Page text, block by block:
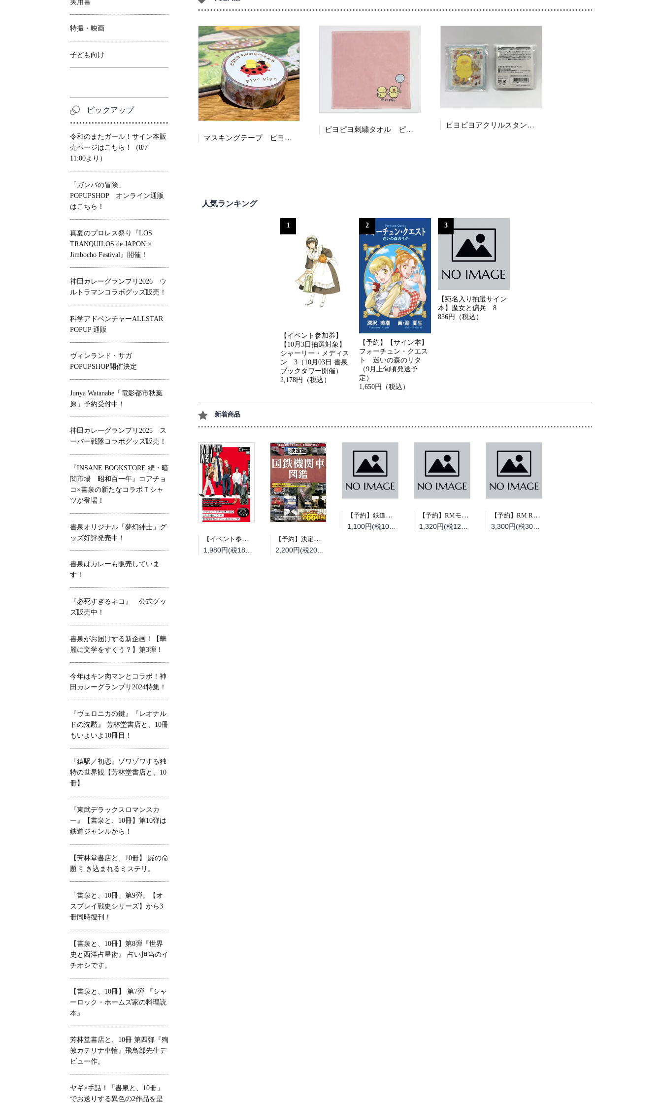
マスキングテープ ピヨピヨゆうえんち
ピヨピヨ刺繍タオル ピンク
ピヨピヨアクリルスタンド ペロリ
人気ランキング
1
【イベント参加券】
【10月3日抽選対象】
シャーリー・メディス
ン 3（10月03日 書泉
ブックタワー開催）
2,178円（税込）
2
【予約】【サイン本】
フォーチュン・クエス
ト 迷いの森のリタ
（9月上旬頃発送予
定）
1,650円（税込）
3
【宛名入り抽選サイン
本】魔女と傭兵 8
836円（税込）
新着商品
【イベント参加券】【抽選】『everywear』（翔泳社）刊行記念TSUMOI先生 サイン会（09月12日 書泉ブックタワー開催）
【予約】決定版 国鉄機関車図鑑（08/18頃発送予定）
2,200円(税200円)
【予約】鉄道模型趣味2026年9月号（08/20頃発送予定）
1,100円(税100円)
【予約】RMモデルズ 2026年10月号（08/19頃発送予定）
1,320円(税120円)
【予約】RM Re-Library 47 大榮車輌ものがたり（08/19頃発送予定）
3,300円(税300円)
実用書
特撮・映画
子ども向け
ピックアップ
令和のまたガール！サイン本販
売ページはこちら！（8/7
11:00より）
「ガンバの冒険」
POPUPSHOP オンライン通販
はこちら！
真夏のプロレス祭り『LOS
TRANQUILOS de JAPON ×
Jimbocho Festival』開催！
神田カレーグランプリ2026 ウ
ルトラマンコラボグッズ販売！
科学アドベンチャーALLSTAR
POPUP 通販
ヴィンランド・サガ
POPUPSHOP開催決定
Junya Watanabe「電影都市秋葉
原」予約受付中！
神田カレーグランプリ2025 ス
ーパー戦隊コラボグッズ販売！
『INSANE BOOKSTORE 続・暗
闇市場 昭和百一年』コアチョ
コ×書泉の新たなコラボＴシャ
ツが登場！
書泉オリジナル「夢幻紳士」グ
ッズ好評発売中！
書泉はカレーも販売していま
す！
『必死すぎるネコ』 公式グッ
ズ販売中！
書泉がお届けする新企画！【華
麗に文学をすくう？】第3弾！
今年はキン肉マンとコラボ！神
田カレーグランプリ2024特集！
『ヴェロニカの鍵』『レオナル
ドの沈黙』 芳林堂書店と、10冊
もいよいよ10冊目！
『猿駅／初恋』ゾワゾワする独
特の世界観【芳林堂書店と、10
冊】
『東武デラックスロマンスカ
ー』【書泉と、10冊】第10弾は
鉄道ジャンルから！
【芳林堂書店と、10冊】 屍の命
題 引き込まれるミステリ。
「書泉と、10冊」第9弾。【オ
スプレイ戦史シリーズ】から3
冊同時復刊！
【書泉と、10冊】第8弾『世界
史と西洋占星術』 占い担当のイ
チオシです。
【書泉と、10冊】 第7弾 『シャ
ーロック・ホームズ家の料理読
本』
芳林堂書店と、10冊 第四弾『殉
教カテリナ車輪』飛鳥部先生デ
ビュー作。
ヤギ×手話！「書泉と、10冊」
でお送りする異色の2作品を是